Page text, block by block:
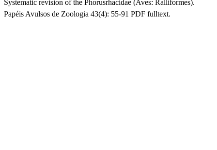
Systematic revision of the Phorusrhacidae (Aves: Ralliformes).
Papéis Avulsos de Zoologia 43(4): 55-91 PDF fulltext.